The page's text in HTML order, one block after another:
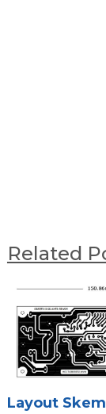
Related
Layout